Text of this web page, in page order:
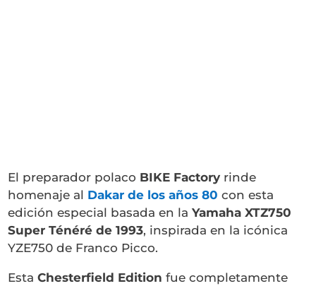
El preparador polaco BIKE Factory rinde
homenaje al Dakar de los años 80 con esta
edición especial basada en laYamaha XTZ750
Super Ténéré de 1993, inspirada en la icónica
YZE750 de Franco Picco.
EstaChesterfield Edition fue completamente